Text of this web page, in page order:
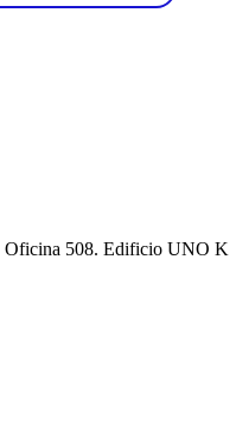
Oficina 508. Edificio UNO K